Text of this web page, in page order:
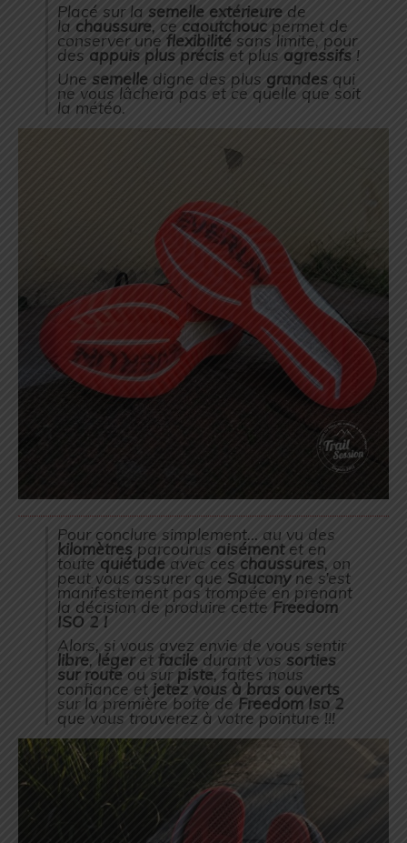
Placé sur la semelle extérieure de
la chaussure, ce caoutchouc permet de
conserver une flexibilité sans limite, pour
des appuis plus précis et plus agressifs !
Une semelle digne des plus grandes qui
ne vous lâchera pas et ce quelle que soit
la météo.
Pour conclure simplement… au vu des
kilomètres parcourus aisémentet en
toute quiétude avec ces chaussures, on
peut vous assurer que Sauconyne s’est
manifestement pas trompée en prenant
la décision de produire cette Freedom
ISO 2 !
Alors, si vous avez envie de vous sentir
libre,légeret facile durant vos sorties
sur route ou sur piste, faites nous
confiance et jetez vous à bras ouverts
sur la première boite de Freedom Iso 2
que vous trouverez à votre pointure !!!